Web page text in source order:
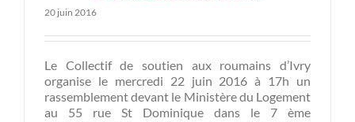
20 juin 2016
Le Collectif de soutien aux roumains d’Ivry
organise le mercredi 22 juin 2016 à 17h un
rassemblement devant le Ministère du Logement
au 55 rue St Dominique dans le 7 ème